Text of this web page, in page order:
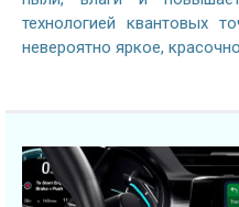
технологией квантовых
невероятно яркое,